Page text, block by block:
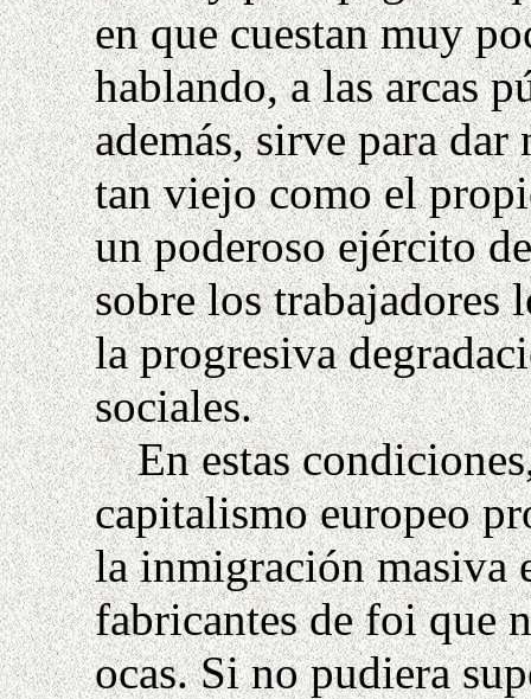
en que cuestan muy
hablando, a las arcas
además, sirve para
tan viejo como el
un poderoso ejército
sobre los trabajadores
la progresiva
sociales.
En estas
capitalismo europeo
la inmigración masiva
fabricantes defoique
ocas. Si no pudiera